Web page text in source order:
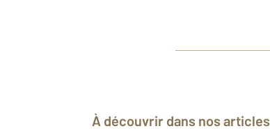
À découvrir dans nos articles